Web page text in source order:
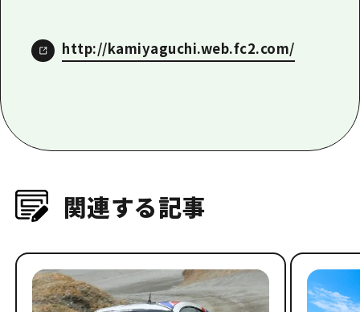
http://kamiyaguchi.web.fc2.com/
関連する記事